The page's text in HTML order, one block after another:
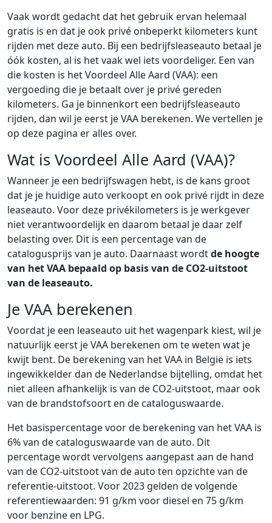
Vaak wordt gedacht dat het gebruik ervan helemaal
gratis is en dat je ook privé onbeperkt kilometers kunt
rijden met deze auto. Bij een bedrijfsleaseauto betaal je
óók kosten, al is het vaak wel iets voordeliger. Een van
die kosten is het Voordeel Alle Aard (VAA): een
vergoeding die je betaalt over je privé gereden
kilometers. Ga je binnenkort een bedrijfsleaseauto
rijden, dan wil je eerst je VAA berekenen. We vertellen je
op deze pagina er alles over.
Wat is Voordeel Alle Aard (VAA)?
Wanneer je een bedrijfswagen hebt, is de kans groot
dat je je huidige auto verkoopt en ook privé rijdt in deze
leaseauto. Voor deze privékilometers is je werkgever
niet verantwoordelijk en daarom betaal je daar zelf
belasting over. Dit is een percentage van de
catalogusprijs van je auto. Daarnaast wordtde hoogte
van het VAA bepaald op basis van de CO2-uitstoot
van de leaseauto.
Je VAA berekenen
Voordat je een leaseauto uit het wagenpark kiest, wil je
natuurlijk eerst je VAA berekenen om te weten wat je
kwijt bent. De berekening van het VAA in België is iets
ingewikkelder dan de Nederlandse bijtelling, omdat het
niet alleen afhankelijk is van de CO2-uitstoot, maar ook
van de brandstofsoort en de cataloguswaarde.
Het basispercentage voor de berekening van het VAA is
6% van de cataloguswaarde van de auto. Dit
percentage wordt vervolgens aangepast aan de hand
van de CO2-uitstoot van de auto ten opzichte van de
referentie-uitstoot. Voor 2023 gelden de volgende
referentiewaarden: 91 g/km voor diesel en 75 g/km
voor benzine en LPG.